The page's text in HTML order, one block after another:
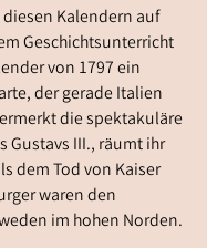
Kalendern auf
Geschichtsunterricht
von 1797 ein
der gerade Italien
die spektakuläre
Gustavs III., räumt ihr
dem Tod von Kaiser
waren den
im hohen Norden.